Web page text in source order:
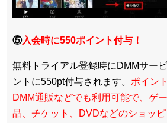
⑤入会時に550ポイント付与！
無料トライアル登録時にDMMサー
ントに550pt付与されます。 ポイン
DMM通販などでも利用可能で、ゲ
品、チケット、DVDなどのショッ